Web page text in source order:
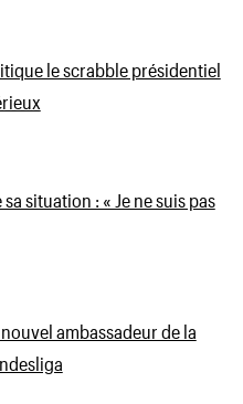
le scrabble présidentiel
situation : « Je ne suis pas
ambassadeur de la